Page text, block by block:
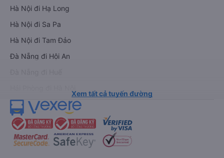
Hà Nội đi Hạ Long
Hà Nội đi Sa Pa
Hà Nội đi Tam Đảo
Đà Nẵng đi Hội An
Xem tất cả tuyến đường